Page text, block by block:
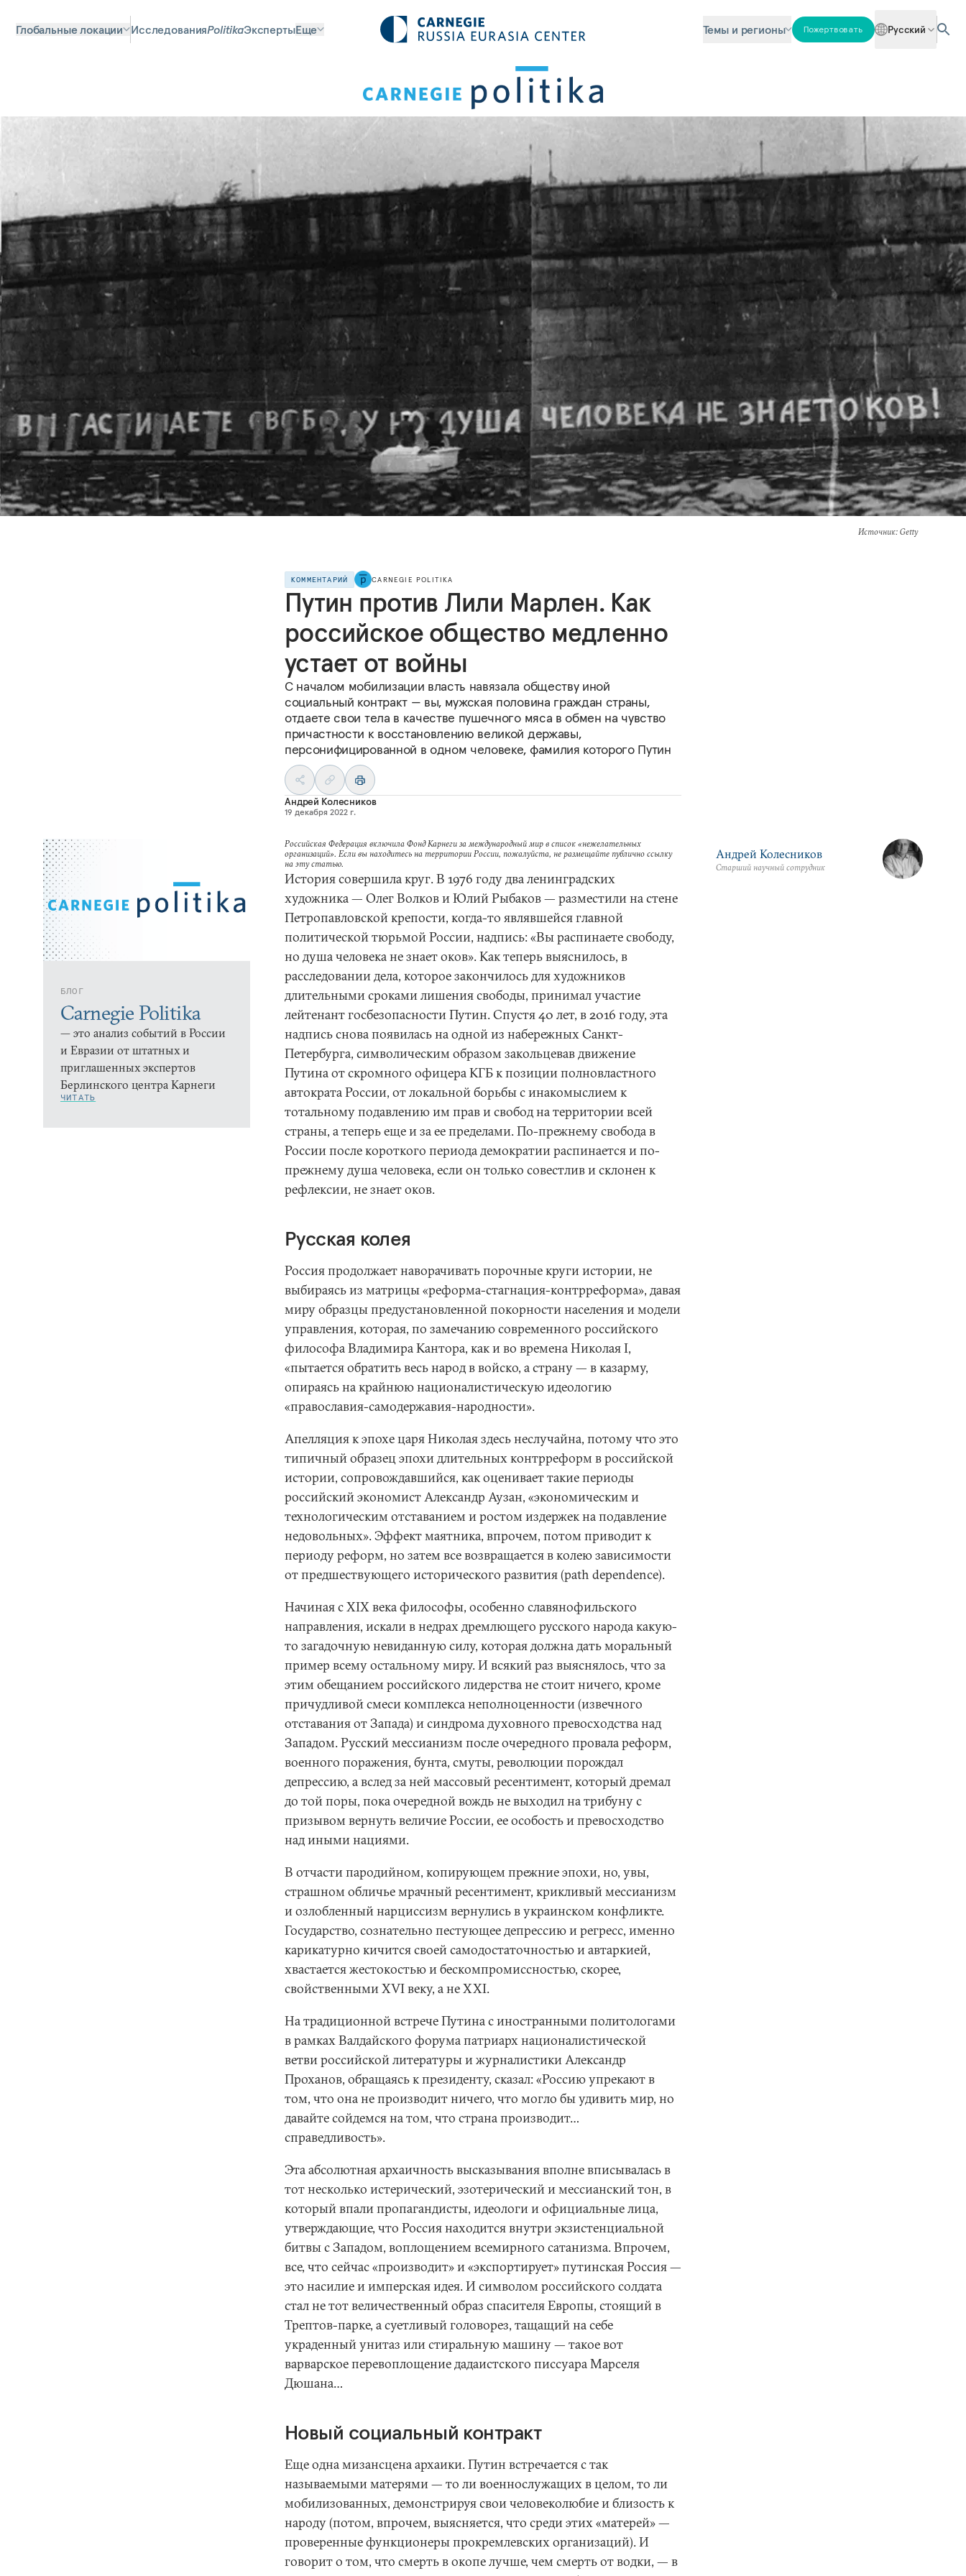
Глобальные локации ИсследованияPolitikaЭкспертыЕще Темы и регионы Пожертвовать Русский
Источник: Getty
КОММЕНТАРИЙ CARNEGIE POLITIKA
Путин против Лили Марлен. Как
российское общество медленно
устает от войны
С началом мобилизации власть навязала обществу иной
социальный контракт — вы, мужская половина граждан страны,
отдаете свои тела в качестве пушечного мяса в обмен на чувство
причастности к восстановлению великой державы,
персонифицированной в одном человеке, фамилия которого Путин
Андрей Колесников
19 декабря 2022 г.
БЛОГ
Carnegie Politika
— это анализ событий в России
и Евразии от штатных и
приглашенных экспертов
Берлинского центра Карнеги
ЧИТАТЬ
Российская Федерация включила Фонд Карнеги за международный мир в список «нежелательных
организаций». Если вы находитесь на территории России, пожалуйста, не размещайте публично ссылку
на эту статью.
История совершила круг. В 1976 году два ленинградских
художника — Олег Волков и Юлий Рыбаков — разместили на стене
Петропавловской крепости, когда-то являвшейся главной
политической тюрьмой России, надпись: «Вы распинаете свободу,
но душа человека не знает оков». Как теперь выяснилось, в
расследовании дела, которое закончилось для художников
длительными сроками лишения свободы, принимал участие
лейтенант госбезопасности Путин. Спустя 40 лет, в 2016 году, эта
надпись снова появилась на одной из набережных Санкт-
Петербурга, символическим образом закольцевав движение
Путина от скромного офицера КГБ к позиции полновластного
автократа России, от локальной борьбы с инакомыслием к
тотальному подавлению им прав и свобод на территории всей
страны, а теперь еще и за ее пределами. По-прежнему свобода в
России после короткого периода демократии распинается и по-
прежнему душа человека, если он только совестлив и склонен к
рефлексии, не знает оков.
Русская колея
Россия продолжает наворачивать порочные круги истории, не
выбираясь из матрицы «реформа-стагнация-контрреформа», давая
миру образцы предустановленной покорности населения и модели
управления, которая, по замечанию современного российского
философа Владимира Кантора, как и во времена Николая I,
«пытается обратить весь народ в войско, а страну — в казарму,
опираясь на крайнюю националистическую идеологию
«православия-самодержавия-народности».
Апелляция к эпохе царя Николая здесь неслучайна, потому что это
типичный образец эпохи длительных контрреформ в российской
истории, сопровождавшийся, как оценивает такие периоды
российский экономист Александр Аузан, «экономическим и
технологическим отставанием и ростом издержек на подавление
недовольных». Эффект маятника, впрочем, потом приводит к
периоду реформ, но затем все возвращается в колею зависимости
от предшествующего исторического развития (path dependence).
Начиная с XIX века философы, особенно славянофильского
направления, искали в недрах дремлющего русского народа какую-
то загадочную невиданную силу, которая должна дать моральный
пример всему остальному миру. И всякий раз выяснялось, что за
этим обещанием российского лидерства не стоит ничего, кроме
причудливой смеси комплекса неполноценности (извечного
отставания от Запада) и синдрома духовного превосходства над
Западом. Русский мессианизм после очередного провала реформ,
военного поражения, бунта, смуты, революции порождал
депрессию, а вслед за ней массовый ресентимент, который дремал
до той поры, пока очередной вождь не выходил на трибуну с
призывом вернуть величие России, ее особость и превосходство
над иными нациями.
В отчасти пародийном, копирующем прежние эпохи, но, увы,
страшном обличье мрачный ресентимент, крикливый мессианизм
и озлобленный нарциссизм вернулись в украинском конфликте.
Государство, сознательно пестующее депрессию и регресс, именно
карикатурно кичится своей самодостаточностью и автаркией,
хвастается жестокостью и бескомпромиссностью, скорее,
свойственными XVI веку, а не XXI.
На традиционной встрече Путина с иностранными политологами
в рамках Валдайского форума патриарх националистической
ветви российской литературы и журналистики Александр
Проханов, обращаясь к президенту, сказал: «Россию упрекают в
том, что она не производит ничего, что могло бы удивить мир, но
давайте сойдемся на том, что страна производит…
справедливость».
Эта абсолютная архаичность высказывания вполне вписывалась в
тот несколько истерический, эзотерический и мессианский тон, в
который впали пропагандисты, идеологи и официальные лица,
утверждающие, что Россия находится внутри экзистенциальной
битвы с Западом, воплощением всемирного сатанизма. Впрочем,
все, что сейчас «производит» и «экспортирует» путинская Россия —
это насилие и имперская идея. И символом российского солдата
стал не тот величественный образ спасителя Европы, стоящий в
Трептов-парке, а суетливый головорез, тащащий на себе
украденный унитаз или стиральную машину — такое вот
варварское перевоплощение дадаистского писсуара Марселя
Дюшана…
Новый социальный контракт
Еще одна мизансцена архаики. Путин встречается с так
называемыми матерями — то ли военнослужащих в целом, то ли
мобилизованных, демонстрируя свои человеколюбие и близость к
народу (потом, впрочем, выясняется, что среди этих «матерей» —
проверенные функционеры прокремлевских организаций). И
говорит о том, что смерть в окопе лучше, чем смерть от водки, — в
Андрей Колесников
Старший научный сотрудник